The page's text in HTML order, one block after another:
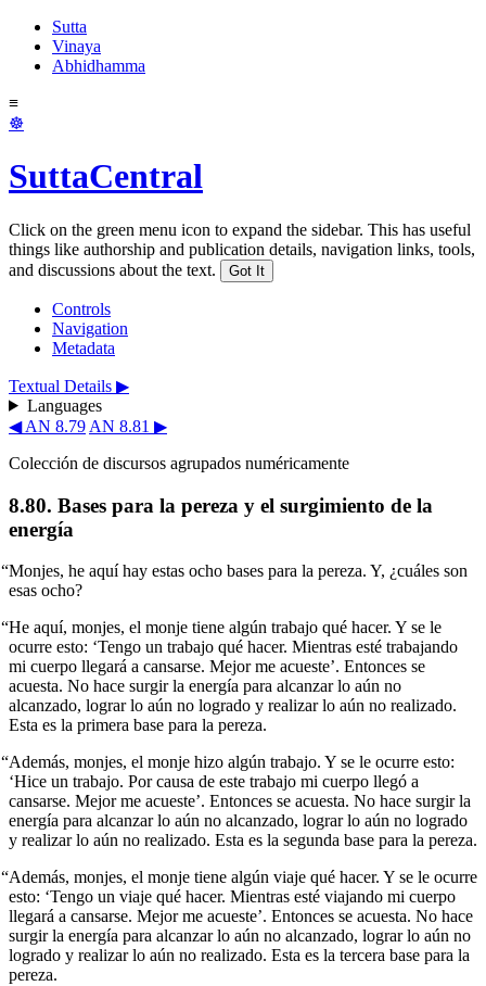
Sutta
Vinaya
Abhidhamma
≡
☸
SuttaCentral
Click on the green menu icon to expand the sidebar. This has useful
things like authorship and publication details, navigation links, tools,
and discussions about the text.
Got It
Controls
Navigation
Metadata
Textual Details ▶
Languages
◀ AN 8.79 AN 8.81 ▶
Colección de discursos agrupados numéricamente
8.80. Bases para la pereza y el surgimiento de la
energía
“Monjes, he aquí hay estas ocho bases para la pereza. Y, ¿cuáles son
esas ocho?
“He aquí, monjes, el monje tiene algún trabajo qué hacer. Y se le
ocurre esto: ‘Tengo un trabajo qué hacer. Mientras esté trabajando
mi cuerpo llegará a cansarse. Mejor me acueste’. Entonces se
acuesta. No hace surgir la energía para alcanzar lo aún no
alcanzado, lograr lo aún no logrado y realizar lo aún no realizado.
Esta es la primera base para la pereza.
“Además, monjes, el monje hizo algún trabajo. Y se le ocurre esto:
‘Hice un trabajo. Por causa de este trabajo mi cuerpo llegó a
cansarse. Mejor me acueste’. Entonces se acuesta. No hace surgir la
energía para alcanzar lo aún no alcanzado, lograr lo aún no logrado
y realizar lo aún no realizado. Esta es la segunda base para la pereza.
“Además, monjes, el monje tiene algún viaje qué hacer. Y se le ocurre
esto: ‘Tengo un viaje qué hacer. Mientras esté viajando mi cuerpo
llegará a cansarse. Mejor me acueste’. Entonces se acuesta. No hace
surgir la energía para alcanzar lo aún no alcanzado, lograr lo aún no
logrado y realizar lo aún no realizado. Esta es la tercera base para la
pereza.